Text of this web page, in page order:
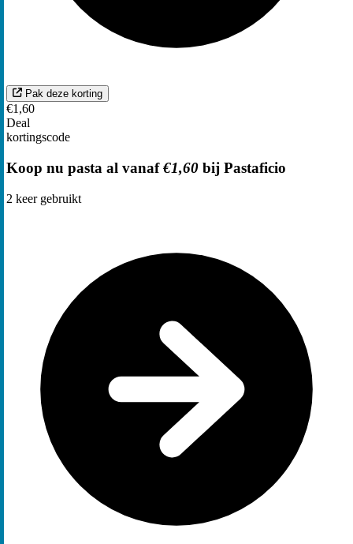
Pak deze korting
€1,60
Deal
kortingscode
Koop nu pasta al vanaf€1,60 bij Pastaficio
2 keer gebruikt